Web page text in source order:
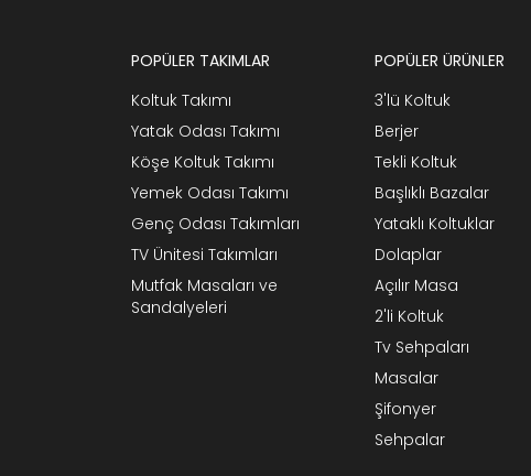
POPÜLER TAKIMLAR
Koltuk Takımı
Yatak Odası Takımı
Köşe Koltuk Takımı
Yemek Odası Takımı
Genç Odası Takımları
TV Ünitesi Takımları
Mutfak Masaları ve
Sandalyeleri
POPÜLER ÜRÜNLER
3'lü Koltuk
Berjer
Tekli Koltuk
Başlıklı Bazalar
Yataklı Koltuklar
Dolaplar
Açılır Masa
2'li Koltuk
Tv Sehpaları
Masalar
Şifonyer
Sehpalar